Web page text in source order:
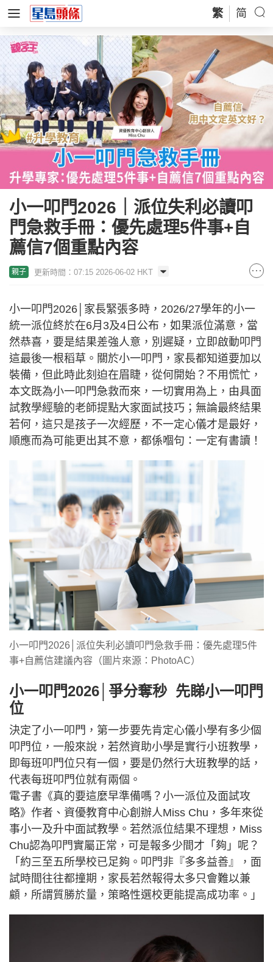
繁 简
小一叩門2026｜派位失利必讀叩
門急救手冊：優先處理5件事+自
薦信7個重點內容
親子 更新時間：07:15 2026-06-02 HKT
小一叩門2026│家長緊張多時，2026/27學年的小一
統一派位終於在6月3及4日公布，如果派位滿意，當
然恭喜，要是結果差強人意，別遲疑，立即啟動叩門
這最後一根稻草。關於小一叩門，家長都知道要加以
裝備，但此時此刻迫在眉睫，從何開始？不用慌忙，
本文既為小一叩門急救而來，一切實用為上，由具面
試教學經驗的老師提點大家面試技巧；無論最終結果
若何，這只是孩子一次經歷，不一定心儀才是最好，
順應而為可能更出其不意，都係嗰句：一定有書讀！
小一叩門2026│派位失利必讀叩門急救手冊：優先處理5件
事+自薦信建議內容（圖片來源：PhotoAC）
小一叩門2026│爭分奪秒 先睇小一叩門
位
決定了小一叩門，第一步要先肯定心儀小學有多少個
叩門位，一般來說，若然資助小學是實行小班教學，
即每班叩門位只有一個，要是仍然行大班教學的話，
代表每班叩門位就有兩個。
電子書《真的要這麼早準備嗎？小一派位及面試攻
略》作者、資優教育中心創辦人Miss Chu，多年來從
事小一及升中面試教學。若然派位結果不理想，Miss
Chu認為叩門實屬正常，可是報多少間才「夠」呢？
「約三至五所學校已足夠。叩門非『多多益善』，面
試時間往往都撞期，家長若然報得太多只會難以兼
顧，所謂質勝於量，策略性選校更能提高成功率。」